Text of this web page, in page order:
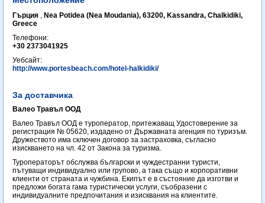
Гърция , Nea Potidea (Nea Moudania), 63200, Kassandra, Chalkidiki,
Greece
Телефони:
+30 2373041925
Уебсайт:
http://www.portesbeach.com/hotel-halkidiki/
За доставчика
Валео Травъл ООД
Валео Травъл ООД е туроператор, притежаващ Удостоверение за
регистрация № 05620, издадено от Държавната агенция по туризъм.
Дружеството има сключен договор за застраховка, съгласно
изискването на чл. 42 от Закона за туризма.
Туроператорът обслужва български и чуждестранни туристи,
пътуващи индивидуално или групово, а така също и корпоративни
клиенти от страната и чужбина. Екипът е в състояние да изготви и
предложи богата гама туристически услуги, съобразени с
индивидуалните предпочитания и изисквания на клиентите.